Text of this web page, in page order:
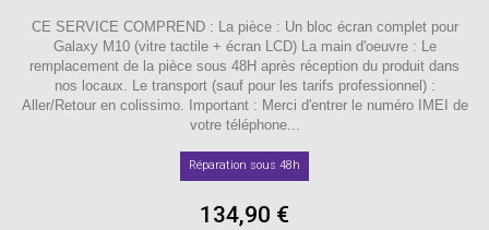
CE SERVICE COMPREND : La pièce : Un bloc écran complet pour
Galaxy M10 (vitre tactile + écran LCD) La main d'oeuvre : Le
remplacement de la pièce sous 48H après réception du produit dans
nos locaux. Le transport (sauf pour les tarifs professionnel) :
Aller/Retour en colissimo. Important : Merci d'entrer le numéro IMEI de
votre téléphone...
Réparation sous 48h
134,90 €